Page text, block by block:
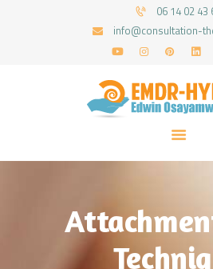
06 14 02 43
info@consultation-
ACCUEIL
MON APPROCHE
ARTICLES
PRENEZ UN RDV